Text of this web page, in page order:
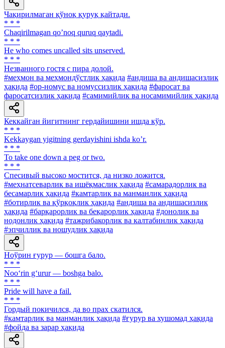
Чақирилмаган қўноқ қуруқ қайтади.
* * *
Chaqirilmagan qoʼnoq quruq qaytadi.
* * *
Не who comes uncalled sits unserved.
* * *
Незванного гостя с пира долой.
#меҳмон ва меҳмондўстлик ҳақида #андиша ва андишасизлик
ҳақида #ор-номус ва номуссизлик ҳақида #фаросат ва
фаросатсизлик ҳақида #самимийлик ва носамимийлик ҳақида
Кеккайган йигитнинг гердайишини ишда кўр.
* * *
Kekkaygan yigitning gerdayishini ishda koʼr.
* * *
To take one down a peg or two.
* * *
Спесивый высоко мостится, да низко ложится.
#меҳнатсеварлик ва ишёқмаслик ҳақида #самарадорлик ва
бесамарлик ҳақида #камтарлик ва манманлик ҳақида
#ботирлик ва қўрқоқлик ҳақида #андиша ва андишасизлик
ҳақида #барқарорлик ва беқарорлик ҳақида #донолик ва
нодонлик ҳақида #тажрибакорлик ва калтабинлик ҳақида
#эпчиллик ва ношудлик ҳақида
Ноўрин ғурур — бошга бало.
* * *
Noo‘rin g‘urur — boshga balo.
* * *
Pride will have a fail.
* * *
Гордый покичился, да во прах скатился.
#камтарлик ва манманлик ҳақида #ғурур ва хушомад ҳақида
#фойда ва зарар ҳақида